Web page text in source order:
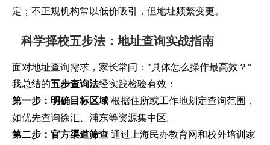
定；不正规机构常以低价吸引，但地址频繁变更。
科学择校五步法：地址查询实战指南
面对地址查询需求，家长常问："具体怎么操作最高效？"
我总结的五步查询法经实践检验有效：
第一步：明确目标区域 根据住所或工作地划定查询范围，
如优先查询徐汇、浦东等资源集中区。
第二步：官方渠道筛查 通过上海民办教育网和校外培训家